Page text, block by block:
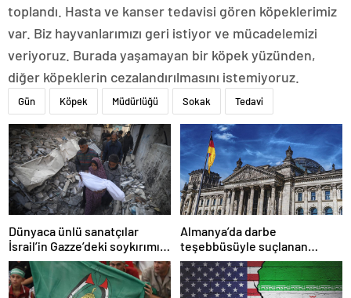
toplandı. Hasta ve kanser tedavisi gören köpeklerimiz
var. Biz hayvanlarımızı geri istiyor ve mücadelemizi
veriyoruz. Burada yaşamayan bir köpek yüzünden,
diğer köpeklerin cezalandırılmasını istemiyoruz.
Gün Köpek Müdürlüğü Sokak Tedavi
Dünyaca ünlü sanatçılar
İsrail’in Gazze’deki soykırımını
kınadı
Almanya’da darbe
teşebbüsüyle suçlanan
örgüte ait dernek yasaklandı